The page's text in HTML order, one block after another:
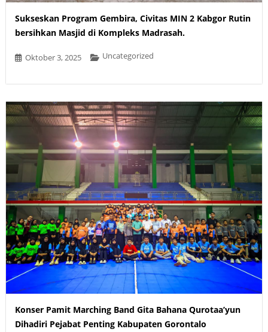
Sukseskan Program Gembira, Civitas MIN 2 Kabgor Rutin
bersihkan Masjid di Kompleks Madrasah.
Oktober 3, 2025 Uncategorized
Konser Pamit Marching Band Gita Bahana Qurotaa’yun
Dihadiri Pejabat Penting Kabupaten Gorontalo